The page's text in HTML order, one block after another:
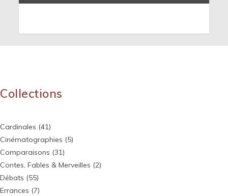
Collections
Cardinales (41)
Cinématographies (5)
Comparaisons (31)
Contes, Fables & Merveilles (2)
Débats (55)
Errances (7)